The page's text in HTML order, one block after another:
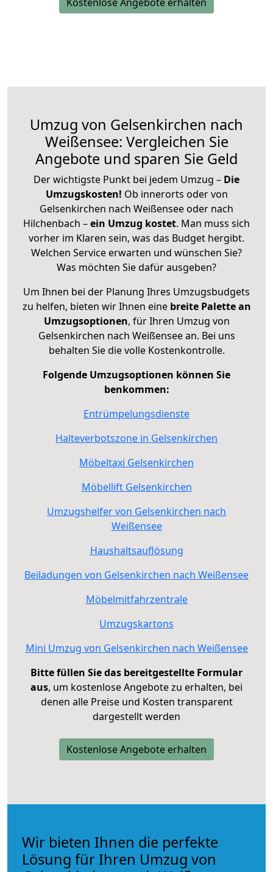
Umzug von Gelsenkirchen nach
Weißensee: Vergleichen Sie
Angebote und sparen Sie Geld
Der wichtigste Punkt bei jedem Umzug – Die
Umzugskosten! Ob innerorts oder von
Gelsenkirchen nach Weißensee oder nach
Hilchenbach –ein Umzug kostet. Man muss sich
vorher im Klaren sein, was das Budget hergibt.
Welchen Service erwarten und wünschen Sie?
Was möchten Sie dafür ausgeben?
Um Ihnen bei der Planung Ihres Umzugsbudgets
zu helfen, bieten wir Ihnen eine breite Palette an
Umzugsoptionen, für Ihren Umzug von
Gelsenkirchen nach Weißensee an. Bei uns
behalten Sie die volle Kostenkontrolle.
Folgende Umzugsoptionen können Sie
benkommen:
Entrümpelungsdienste
Halteverbotszone in Gelsenkirchen
Möbeltaxi Gelsenkirchen
Möbellift Gelsenkirchen
Umzugshelfer von Gelsenkirchen nach
Weißensee
Haushaltsauflösung
Beiladungen von Gelsenkirchen nach Weißensee
Möbelmitfahrzentrale
Umzugskartons
Mini Umzug von Gelsenkirchen nach Weißensee
Bitte füllen Sie das bereitgestellte Formular
aus, um kostenlose Angebote zu erhalten, bei
denen alle Preise und Kosten transparent
dargestellt werden
Kostenlose Angebote erhalten
Wir bieten Ihnen die perfekte
Lösung für Ihren Umzug von